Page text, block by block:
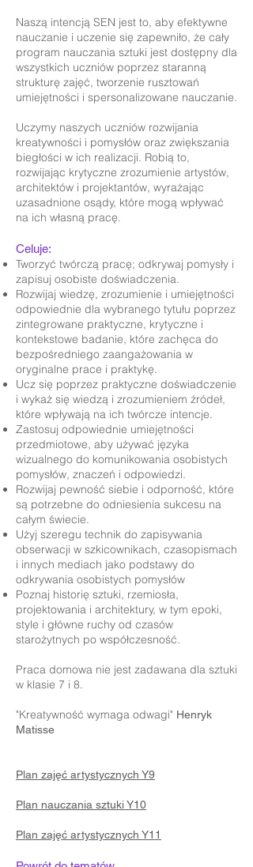
Naszą intencją SEN jest to, aby efektywne
nauczanie i uczenie się zapewniło, że cały
program nauczania sztuki jest dostępny dla
wszystkich uczniów poprzez staranną
strukturę zajęć, tworzenie rusztowań
umiejętności i spersonalizowane nauczanie.
Uczymy naszych uczniów rozwijania
kreatywności i pomysłów oraz zwiększania
biegłości w ich realizacji. Robią to,
rozwijając krytyczne zrozumienie artystów,
architektów i projektantów, wyrażając
uzasadnione osądy, które mogą wpływać
na ich własną pracę.
Celuje:
Tworzyć twórczą pracę; odkrywaj pomysły i
zapisuj osobiste doświadczenia.
Rozwijaj wiedzę, zrozumienie i umiejętności
odpowiednie dla wybranego tytułu poprzez
zintegrowane praktyczne, krytyczne i
kontekstowe badanie, które zachęca do
bezpośredniego zaangażowania w
oryginalne prace i praktykę.
Ucz się poprzez praktyczne doświadczenie
i wykaż się wiedzą i zrozumieniem źródeł,
które wpływają na ich twórcze intencje.
Zastosuj odpowiednie umiejętności
przedmiotowe, aby używać języka
wizualnego do komunikowania osobistych
pomysłów, znaczeń i odpowiedzi.
Rozwijaj pewność siebie i odporność, które
są potrzebne do odniesienia sukcesu na
całym świecie.
Użyj szeregu technik do zapisywania
obserwacji w szkicownikach, czasopismach
i innych mediach jako podstawy do
odkrywania osobistych pomysłów
Poznaj historię sztuki, rzemiosła,
projektowania i architektury, w tym epoki,
style i główne ruchy od czasów
starożytnych po współczesność.
Praca domowa nie jest zadawana dla sztuki
w klasie 7 i 8.
"Kreatywność wymaga odwagi" Henryk
Matisse
Plan zajęć artystycznych Y9
Plan nauczania sztuki Y10
Plan zajęć artystycznych Y11